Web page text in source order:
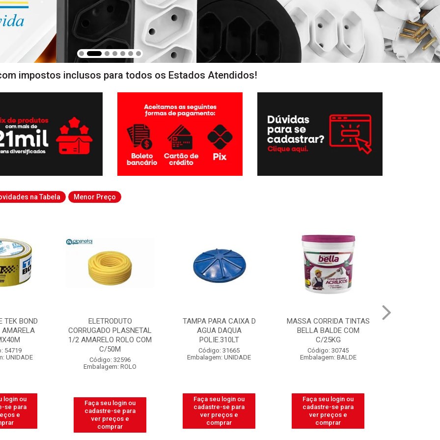
impostos inclusos para todos os Estados Atendidos!
na Tabela Menor Preço
TEK BOND
54719
UNIDADE
login ou
se para
e
ELETRODUTO
CORRUGADO PLASNETAL
1/2 AMARELO ROLO COM
C/50M
Código: 32596
Embalagem: ROLO
Faça seu login ou
cadastre-se para
ver preços e
comprar
TAMPA PARA CAIXA D
AGUA DAQUA
POLIE.310LT
Código: 31665
Embalagem: UNIDADE
Faça seu login ou
cadastre-se para
ver preços e
comprar
MASSA CORRIDA TINTAS
BELLA BALDE COM
C/25KG
Código: 30745
Embalagem: BALDE
Faça seu login ou
cadastre-se para
ver preços e
comprar